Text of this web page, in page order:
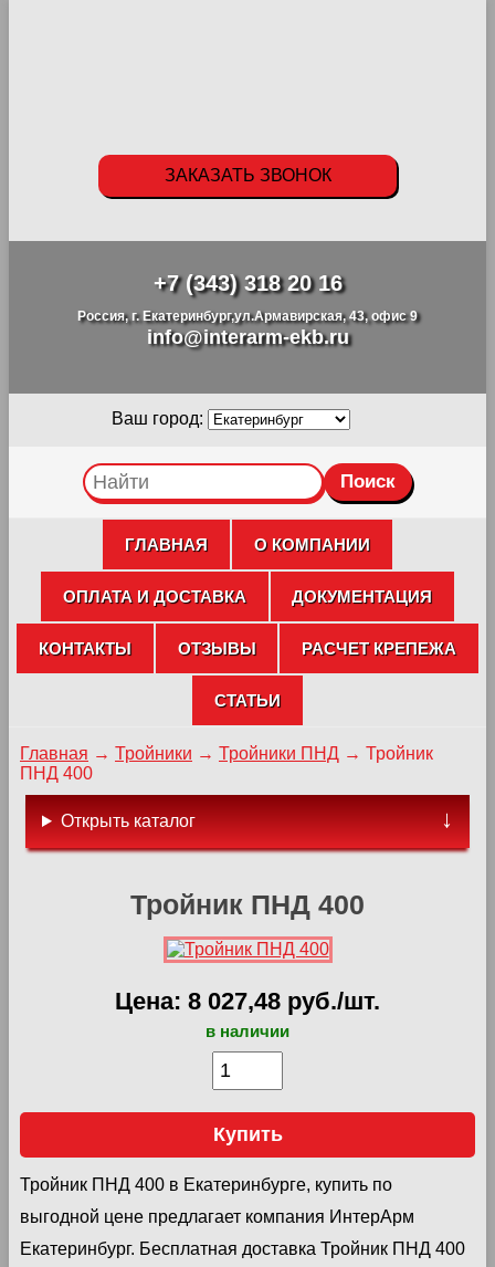
+7 (343) 318 20 16
Россия, г. Екатеринбург,ул.Армавирская, 43, офис 9
info@interarm-ekb.ru
ЗАКАЗАТЬ ЗВОНОК
Ваш город:
ГЛАВНАЯ О КОМПАНИИ
ОПЛАТА И ДОСТАВКА ДОКУМЕНТАЦИЯ
КОНТАКТЫ ОТЗЫВЫ РАСЧЕТ КРЕПЕЖА
СТАТЬИ
Главная → Тройники → Тройники ПНД → Тройник
ПНД 400
Тройник ПНД 400
Цена: 8 027,48 руб./шт.
в наличии
Купить
Тройник ПНД 400 в Екатеринбурге, купить по
выгодной цене предлагает компания ИнтерАрм
Екатеринбург. Бесплатная доставка Тройник ПНД 400
Открыть каталог